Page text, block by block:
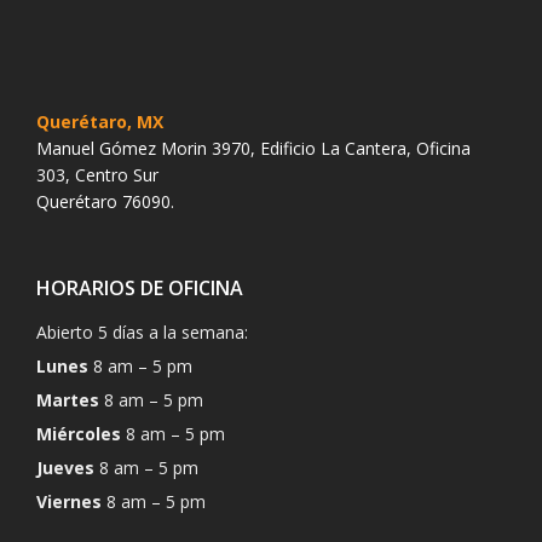
Querétaro, MX
Manuel Gómez Morin 3970, Edificio La Cantera, Oficina
303, Centro Sur
Querétaro 76090.
HORARIOS DE OFICINA
Abierto 5 días a la semana:
Lunes 8 am – 5 pm
Martes 8 am – 5 pm
Miércoles 8 am – 5 pm
Jueves 8 am – 5 pm
Viernes 8 am – 5 pm